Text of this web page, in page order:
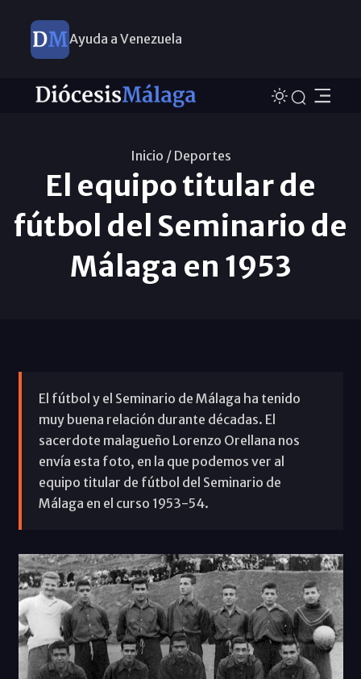
Ayuda a Venezuela
Inicio / Deportes
El equipo titular de
fútbol del Seminario de
Málaga en 1953
El fútbol y el Seminario de Málaga ha tenido
muy buena relación durante décadas. El
sacerdote malagueño Lorenzo Orellana nos
envía esta foto, en la que podemos ver al
equipo titular de fútbol del Seminario de
Málaga en el curso 1953-54.